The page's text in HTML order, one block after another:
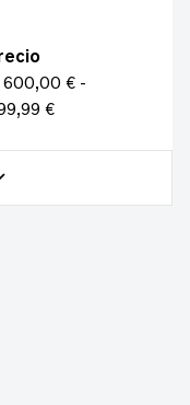
600,00 € -
€